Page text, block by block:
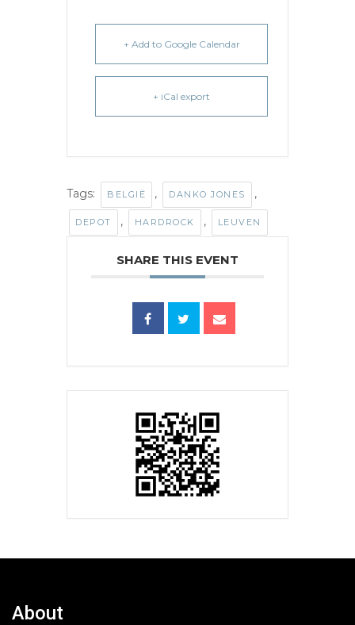
+ Add to Google Calendar
+ iCal export
Tags: BELGIË , DANKO JONES ,
DEPOT , HARDROCK , LEUVEN
SHARE THIS EVENT
About